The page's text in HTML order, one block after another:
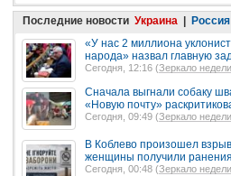
Последние новости Украина Россия
«У нас 2 миллиона
народа» назвал главную
Сегодня, 12:16 (Зеркало недели
Сначала выгнали собаку
«Новую почту»
Сегодня, 09:49 (Зеркало недели
В Коблево произошел
женщины получили ранения
Сегодня, 00:48 (Зеркало недели